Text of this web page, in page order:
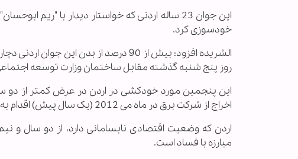
این جوان 23 ساله اردنی که خواستار دیدار با
خودسوزی کرد.
الشریده افزود: بیش از 90 درصد از بدن
روز پنج شنبه گذشته مقابل ساختمان وزارت توسعه
اخراج از شرکت برق در ماه می 2012 (یک سال پیش) اقدام به خودکشی کرد.
اردن که وضعیت اقتصادی نابسامانی دارد، از دو سال
مبارزه با فساد است.